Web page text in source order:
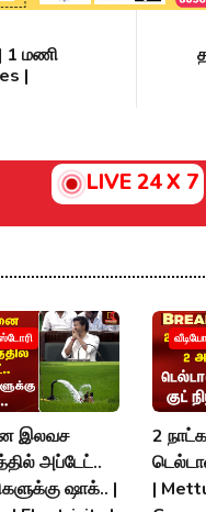
1 மணி
|
LIVE 24 X 7
இலவச
அப்டேட்..
ஷாக்.. |
2
|